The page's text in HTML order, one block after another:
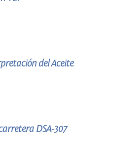
del Aceite
DSA-307